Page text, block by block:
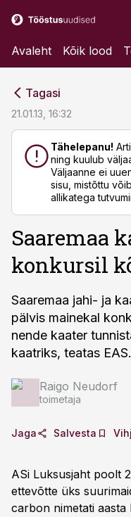
Avaleht Kõik lood
Tagasi
21.01.13, 16:32
Tähelepanu!
ning kuulub
Väljaanne ei
sisu, mistõttu
allikatega
Saaremaa
konkursil
Saaremaa jahi- ja
pälvis mainekal
nende kaater
kaatriks, teatas EAS.
Raigo Neudorf
toimetaja
Jaga Salvesta
ASi Luksusjaht poolt
ettevõtte üks
carbon nimetati aasta